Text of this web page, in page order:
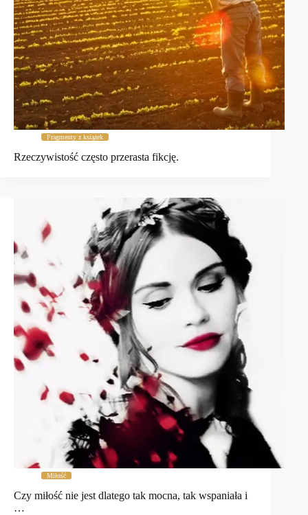
Fragmenty z książek
Rzeczywistość często przerasta fikcję.
Miłość
Czy miłość nie jest dlatego tak mocna, tak wspaniała i
…